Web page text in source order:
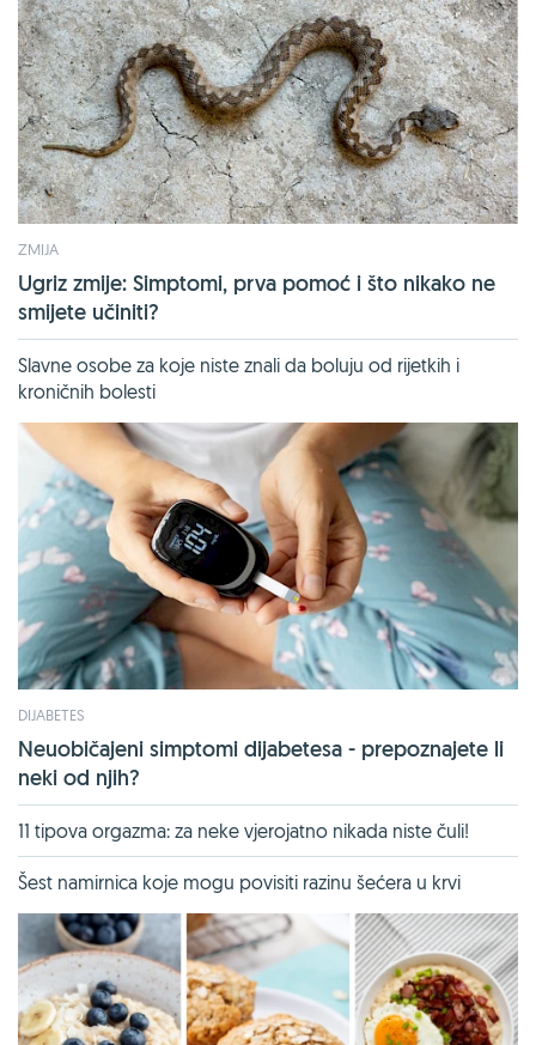
ZMIJA
Ugriz zmije: Simptomi, prva pomoć i što nikako ne
smijete učiniti?
Slavne osobe za koje niste znali da boluju od rijetkih i
kroničnih bolesti
DIJABETES
Neuobičajeni simptomi dijabetesa - prepoznajete li
neki od njih?
11 tipova orgazma: za neke vjerojatno nikada niste čuli!
Šest namirnica koje mogu povisiti razinu šećera u krvi